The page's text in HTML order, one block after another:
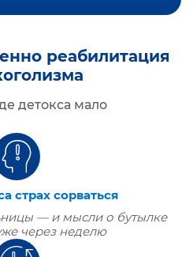
реабилитация
детокса мало
страх сорваться
— и мысли о бутылке
через неделю